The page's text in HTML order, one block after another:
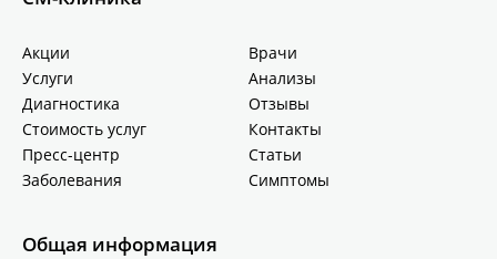
Акции
Врачи
Услуги
Анализы
Диагностика
Отзывы
Стоимость услуг
Контакты
Пресс-центр
Статьи
Заболевания
Симптомы
Общая информация